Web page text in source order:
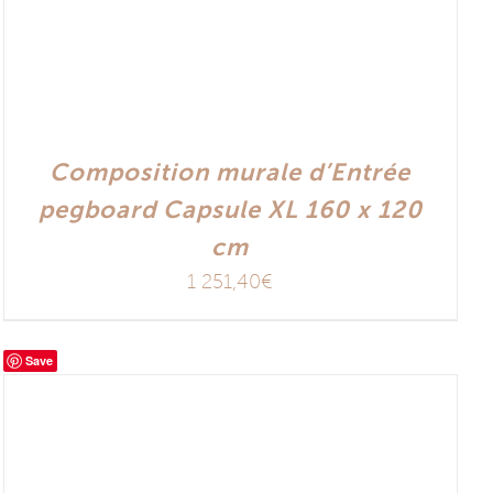
Composition murale d’Entrée
pegboard Capsule XL 160 x 120
cm
1 251,40€
Save